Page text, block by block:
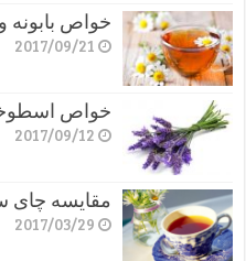
خواص بابونه
2017/09/21
خواص
2017/09/12
مقایسه چای
2017/03/29